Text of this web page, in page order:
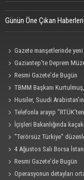
Günün Öne Çıkan Haberleri
Gazete manşetlerinde
Gaziantep'te Deprem
protokolü imzalandı
Resmi Gazete'de Bugün
TBMM Başkanı
Husiler, Suudi
bir hedefi" vurduklarını
Telefonla arayıp
tuzak ifşa oldu
İçişleri Bakanlığında
güvenlik toplantısı yapıldı
"Terörsüz Türkiye"
4 Ağustos Salı Borsa
Resmi Gazete'de Bugün
Operasyonun detayları